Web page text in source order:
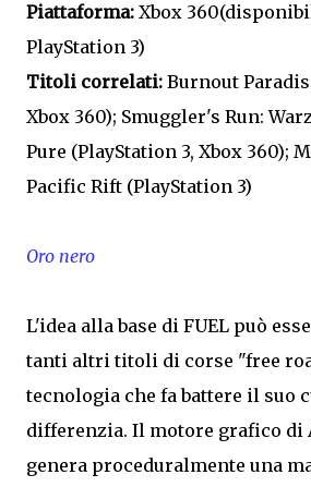
Piattaforma: Xbox
PlayStation 3)
Titoli correlati: Burnout
Xbox 360); Smuggler's Run:
Pure (PlayStation 3, Xbox 360);
Pacific Rift (PlayStation 3)
Oro nero
L'idea alla base di FUEL può
tanti altri titoli di corse "free
tecnologia che fa battere il suo
differenzia. Il motore grafico di
genera proceduralmente una